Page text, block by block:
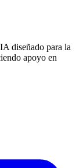
diseñado para la
apoyo en